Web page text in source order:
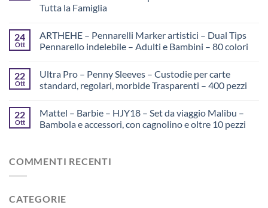
Tutta la Famiglia
24
Ott
ARTHEHE – Pennarelli Marker artistici – Dual Tips
Pennarello indelebile – Adulti e Bambini – 80 colori
22
Ott
Ultra Pro – Penny Sleeves – Custodie per carte
standard, regolari, morbide Trasparenti – 400 pezzi
22
Ott
Mattel – Barbie – HJY18 – Set da viaggio Malibu –
Bambola e accessori, con cagnolino e oltre 10 pezzi
COMMENTI RECENTI
CATEGORIE